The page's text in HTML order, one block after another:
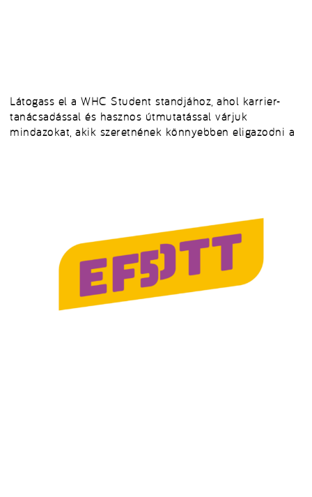
Látogass el a WHC Student standjához, ahol karrier-
tanácsadással és hasznos útmutatással várjuk
mindazokat, akik szeretnének könnyebben eligazodni a